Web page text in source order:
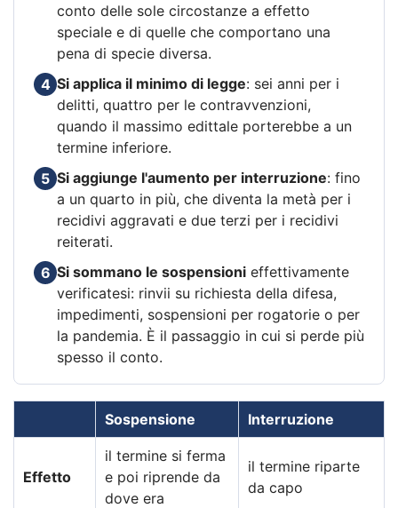
conto delle sole circostanze a effetto
speciale e di quelle che comportano una
pena di specie diversa.
4 Si applica il minimo di legge: sei anni per i
delitti, quattro per le contravvenzioni,
quando il massimo edittale porterebbe a un
termine inferiore.
5 Si aggiunge l'aumento per interruzione: fino
a un quarto in più, che diventa la metà per i
recidivi aggravati e due terzi per i recidivi
reiterati.
6 Si sommano le sospensioni effettivamente
verificatesi: rinvii su richiesta della difesa,
impedimenti, sospensioni per rogatorie o per
la pandemia. È il passaggio in cui si perde più
spesso il conto.
Sospensione Interruzione
Effetto
il termine si ferma
e poi riprende da
dove era
il termine riparte
da capo